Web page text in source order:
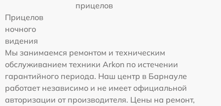
прицелов
Прицелов
ночного
видения
Мы занимаемся ремонтом и техническим
обслуживанием техники Arkon по истечении
гарантийного периода. Наш центр в Барнауле
работает независимо и не имеет официальной
авторизации от производителя. Цены на ремонт,